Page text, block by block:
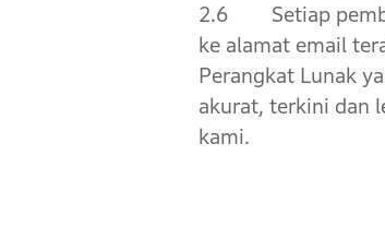
2.6 Setiap
ke alamat email
Perangkat Lunak
akurat, terkini dan
kami.